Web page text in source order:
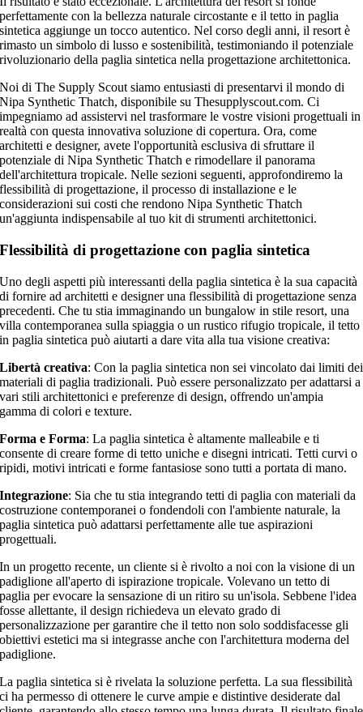
perfettamente con la bellezza naturale circostante e il tetto in paglia
sintetica aggiunge un tocco autentico. Nel corso degli anni, il resort è
rimasto un simbolo di lusso e sostenibilità, testimoniando il potenziale
rivoluzionario della paglia sintetica nella progettazione architettonica.
Noi di The Supply Scout siamo entusiasti di presentarvi il mondo di
Nipa Synthetic Thatch, disponibile su Thesupplyscout.com. Ci
impegniamo ad assistervi nel trasformare le vostre visioni progettuali in
realtà con questa innovativa soluzione di copertura. Ora, come
architetti e designer, avete l'opportunità esclusiva di sfruttare il
potenziale di Nipa Synthetic Thatch e rimodellare il panorama
dell'architettura tropicale. Nelle sezioni seguenti, approfondiremo la
flessibilità di progettazione, il processo di installazione e le
considerazioni sui costi che rendono Nipa Synthetic Thatch
un'aggiunta indispensabile al tuo kit di strumenti architettonici.
Flessibilità di progettazione con paglia sintetica
Uno degli aspetti più interessanti della paglia sintetica è la sua capacità
di fornire ad architetti e designer una flessibilità di progettazione senza
precedenti. Che tu stia immaginando un bungalow in stile resort, una
villa contemporanea sulla spiaggia o un rustico rifugio tropicale, il tetto
in paglia sintetica può aiutarti a dare vita alla tua visione creativa:
Libertà creativa: Con la paglia sintetica non sei vincolato dai limiti dei
materiali di paglia tradizionali. Può essere personalizzato per adattarsi a
vari stili architettonici e preferenze di design, offrendo un'ampia
gamma di colori e texture.
Forma e Forma: La paglia sintetica è altamente malleabile e ti
consente di creare forme di tetto uniche e disegni intricati. Tetti curvi o
ripidi, motivi intricati e forme fantasiose sono tutti a portata di mano.
Integrazione: Sia che tu stia integrando tetti di paglia con materiali da
costruzione contemporanei o fondendoli con l'ambiente naturale, la
paglia sintetica può adattarsi perfettamente alle tue aspirazioni
progettuali.
In un progetto recente, un cliente si è rivolto a noi con la visione di un
padiglione all'aperto di ispirazione tropicale. Volevano un tetto di
paglia per evocare la sensazione di un ritiro su un'isola. Sebbene l'idea
fosse allettante, il design richiedeva un elevato grado di
personalizzazione per garantire che il tetto non solo soddisfacesse gli
obiettivi estetici ma si integrasse anche con l'architettura moderna del
padiglione.
La paglia sintetica si è rivelata la soluzione perfetta. La sua flessibilità
ci ha permesso di ottenere le curve ampie e distintive desiderate dal